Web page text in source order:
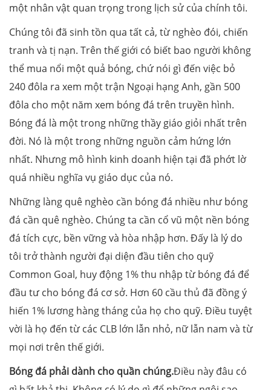
một nhân vật quan trọng trong lịch sử của chính tôi.
Chúng tôi đã sinh tồn qua tất cả, từ nghèo đói, chiến
tranh và tị nạn. Trên thế giới có biết bao người không
thể mua nổi một quả bóng, chứ nói gì đến việc bỏ
240 đôla ra xem một trận Ngoại hạng Anh, gần 500
đôla cho một năm xem bóng đá trên truyền hình.
Bóng đá là một trong những thầy giáo giỏi nhất trên
đời. Nó là một trong những nguồn cảm hứng lớn
nhất. Nhưng mô hình kinh doanh hiện tại đã phớt lờ
quá nhiều nghĩa vụ giáo dục của nó.
Những làng quê nghèo cần bóng đá nhiều như bóng
đá cần quê nghèo. Chúng ta cần cổ vũ một nền bóng
đá tích cực, bền vững và hòa nhập hơn. Đấy là lý do
tôi trở thành người đại diện đầu tiên cho quỹ
Common Goal, huy động 1% thu nhập từ bóng đá để
đầu tư cho bóng đá cơ sở. Hơn 60 cầu thủ đã đồng ý
hiến 1% lương hàng tháng của họ cho quỹ. Điều tuyệt
vời là họ đến từ các CLB lớn lẫn nhỏ, nữ lẫn nam và từ
mọi nơi trên thế giới.
Bóng đá phải dành cho quần chúng.Điều này đâu có